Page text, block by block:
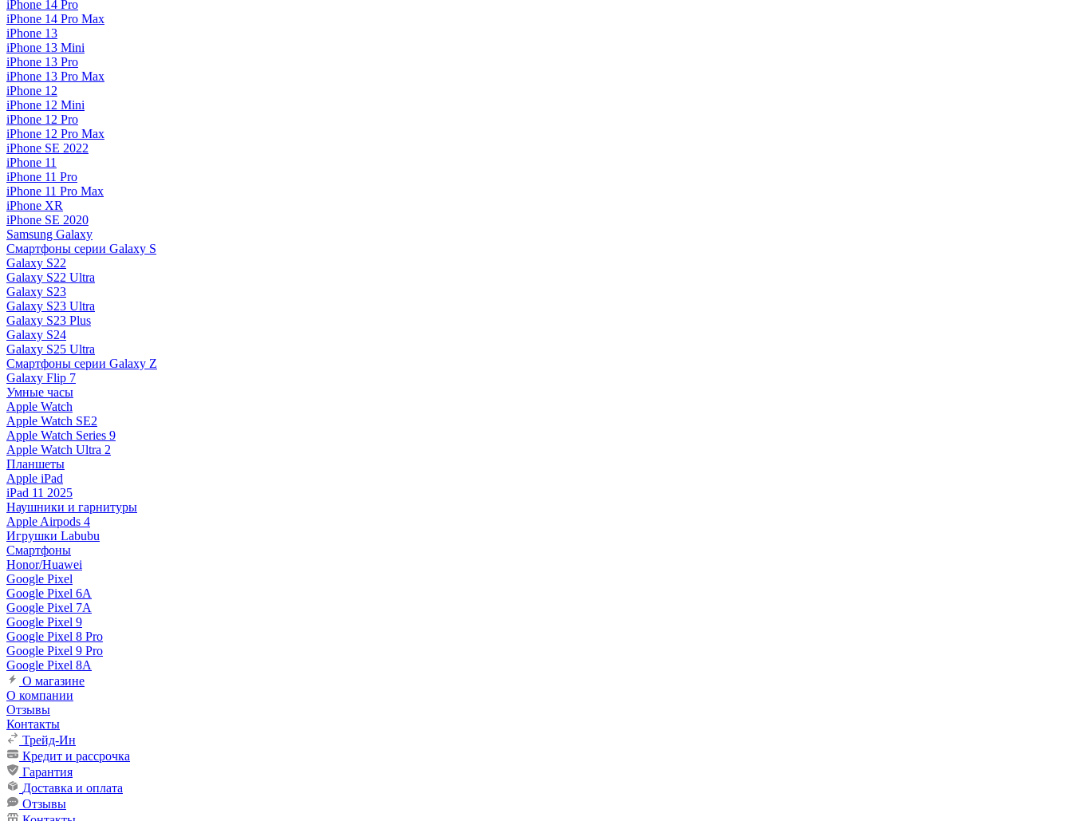
iPhone 14 Pro
iPhone 14 Pro Max
iPhone 13
iPhone 13 Mini
iPhone 13 Pro
iPhone 13 Pro Max
iPhone 12
iPhone 12 Mini
iPhone 12 Pro
iPhone 12 Pro Max
iPhone SE 2022
iPhone 11
iPhone 11 Pro
iPhone 11 Pro Max
iPhone XR
iPhone SE 2020
Samsung Galaxy
Смартфоны серии Galaxy S
Galaxy S22
Galaxy S22 Ultra
Galaxy S23
Galaxy S23 Ultra
Galaxy S23 Plus
Galaxy S24
Galaxy S25 Ultra
Смартфоны серии Galaxy Z
Galaxy Flip 7
Умные часы
Apple Watch
Apple Watch SE2
Apple Watch Series 9
Apple Watch Ultra 2
Планшеты
Apple iPad
iPad 11 2025
Наушники и гарнитуры
Apple Airpods 4
Игрушки Labubu
Смартфоны
Honor/Huawei
Google Pixel
Google Pixel 6A
Google Pixel 7А
Google Pixel 9
Google Pixel 8 Pro
Google Pixel 9 Pro
Google Pixel 8A
О магазине
О компании
Отзывы
Контакты
Трейд-Ин
Кредит и рассрочка
Гарантия
Доставка и оплата
Отзывы